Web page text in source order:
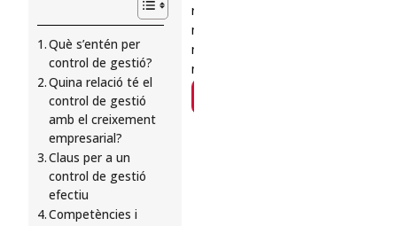
Què s’entén per
control de gestió?
Quina relació té el
control de gestió
amb el creixement
empresarial?
Claus per a un
control de gestió
efectiu
Competències i
recibe
mensualmente
nuestras
novedades